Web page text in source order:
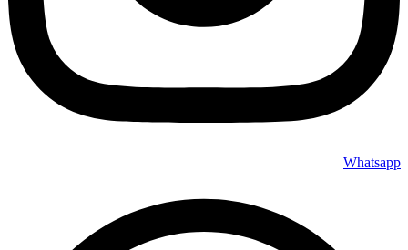
Whatsapp